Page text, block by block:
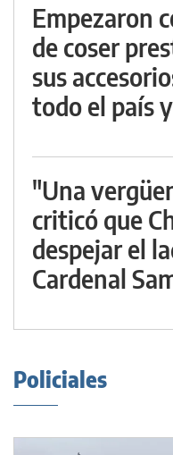
Empezaron
de coser
sus
todo el país
"Una
criticó que
despejar el
Cardenal
Policiales